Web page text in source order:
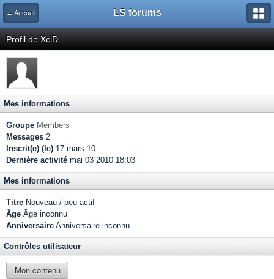
← Accueil LS forums
Profil de XciD
Mes informations
Groupe Members
Messages 2
Inscrit(e) (le) 17-mars 10
Dernière activité mai 03 2010 18:03
Mes informations
Titre Nouveau / peu actif
Âge Âge inconnu
Anniversaire Anniversaire inconnu
Contrôles utilisateur
Mon contenu